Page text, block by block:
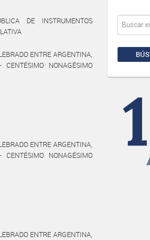
DE INSTRUMENTOS
ENTRE ARGENTINA,
NONAGÉSIMO
ENTRE ARGENTINA,
NONAGÉSIMO
ENTRE ARGENTINA,